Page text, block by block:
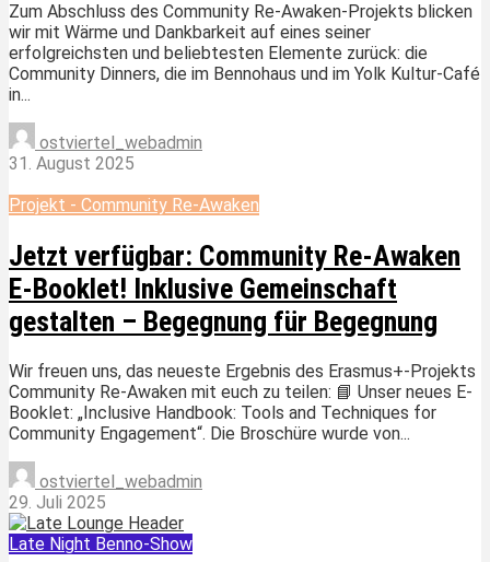
Zum Abschluss des Community Re-Awaken-Projekts blicken
wir mit Wärme und Dankbarkeit auf eines seiner
erfolgreichsten und beliebtesten Elemente zurück: die
Community Dinners, die im Bennohaus und im Yolk Kultur-Café
in...
ostviertel_webadmin
31. August 2025
Projekt - Community Re-Awaken
Jetzt verfügbar: Community Re-Awaken
E-Booklet! Inklusive Gemeinschaft
gestalten – Begegnung für Begegnung
Wir freuen uns, das neueste Ergebnis des Erasmus+-Projekts
Community Re-Awaken mit euch zu teilen: 📘 Unser neues E-
Booklet: „Inclusive Handbook: Tools and Techniques for
Community Engagement“. Die Broschüre wurde von...
ostviertel_webadmin
29. Juli 2025
Late Night Benno-Show